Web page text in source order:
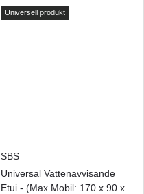
Universell produkt
SBS
Universal Vattenavvisande
Etui - (Max Mobil: 170 x 90 x